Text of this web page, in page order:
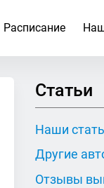
Расписание
Статьи
Наши
Другие
Отзывы